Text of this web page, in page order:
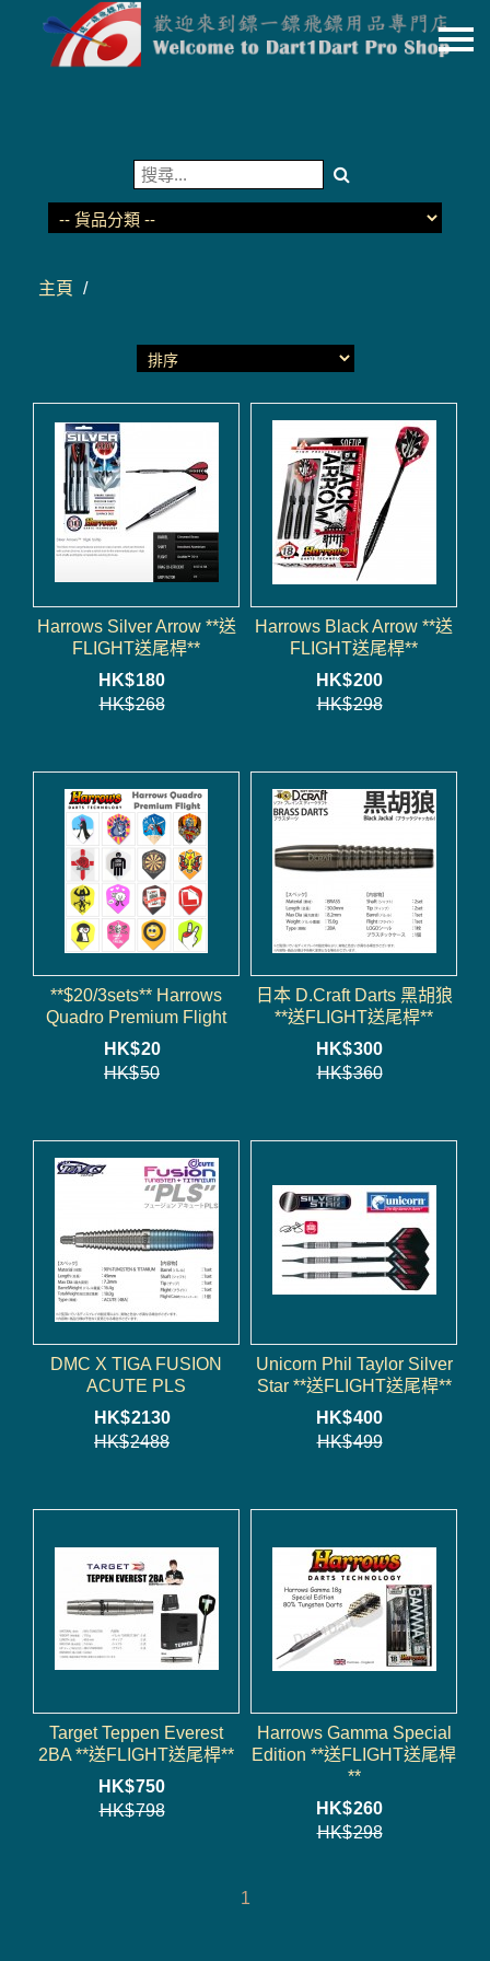
貨品分類
購物車
貨幣
語言
主頁 /
Harrows Silver Arrow **送
FLIGHT送尾桿**
HK$180
HK$268
Harrows Black Arrow **送
FLIGHT送尾桿**
HK$200
HK$298
**$20/3sets** Harrows
Quadro Premium Flight
HK$20
HK$50
日本 D.Craft Darts 黑胡狼
**送FLIGHT送尾桿**
HK$300
HK$360
DMC X TIGA FUSION
ACUTE PLS
HK$2130
HK$2488
Unicorn Phil Taylor Silver
Star **送FLIGHT送尾桿**
HK$400
HK$499
Target Teppen Everest
2BA **送FLIGHT送尾桿**
HK$750
HK$798
Harrows Gamma Special
Edition **送FLIGHT送尾桿
**
HK$260
HK$298
1